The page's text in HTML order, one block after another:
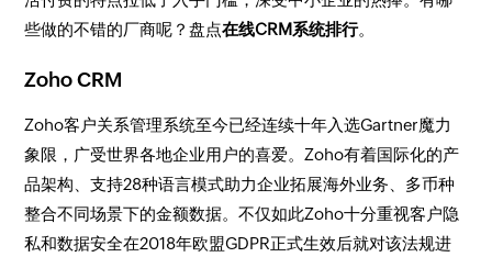
些做的不错的厂商呢？盘点在线CRM系统排行。
Zoho CRM
Zoho客户关系管理系统至今已经连续十年入选Gartner魔力
象限，广受世界各地企业用户的喜爱。Zoho有着国际化的产
品架构、支持28种语言模式助力企业拓展海外业务、多币种
整合不同场景下的金额数据。不仅如此Zoho十分重视客户隐
私和数据安全在2018年欧盟GDPR正式生效后就对该法规进